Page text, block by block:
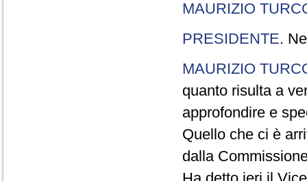
MAURIZIO
PRESIDENTE.
MAURIZIO
quanto risulta a
approfondire e
Quello che ci è
dalla